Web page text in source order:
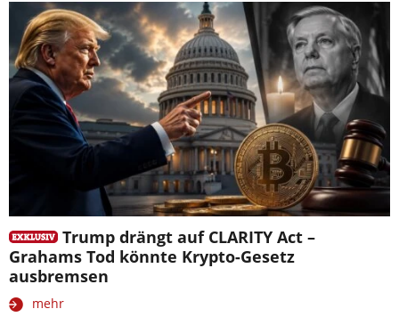
Trump drängt auf CLARITY Act –
Grahams Tod könnte Krypto-Gesetz
ausbremsen
mehr